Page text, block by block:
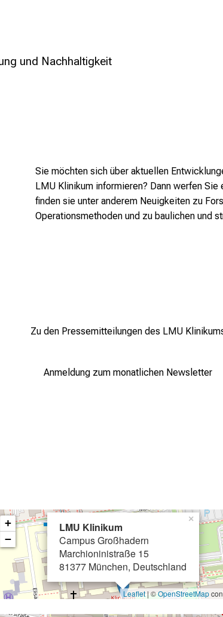
und Nachhaltigkeit
Sie möchten sich über aktuellen
LMU Klinikum informieren? Dann werfen
finden sie unter anderem Neuigkeiten zu
Operationsmethoden und zu baulichen und
Zu den Pressemitteilungen des LMU
Anmeldung zum monatlichen Newsletter
LMU Klinikum
Campus Großhadern
Marchioninistraße 15
81377 München, Deutschland
×
+
−
Leaflet | ©OpenStreetMap